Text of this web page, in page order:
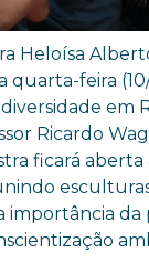
Heloísa
quarta-feira
em
Ricardo
ficará aberta
importância da